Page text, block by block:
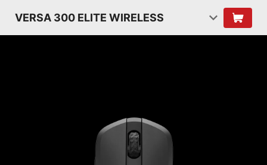
VERSA 300 ELITE WIRELESS